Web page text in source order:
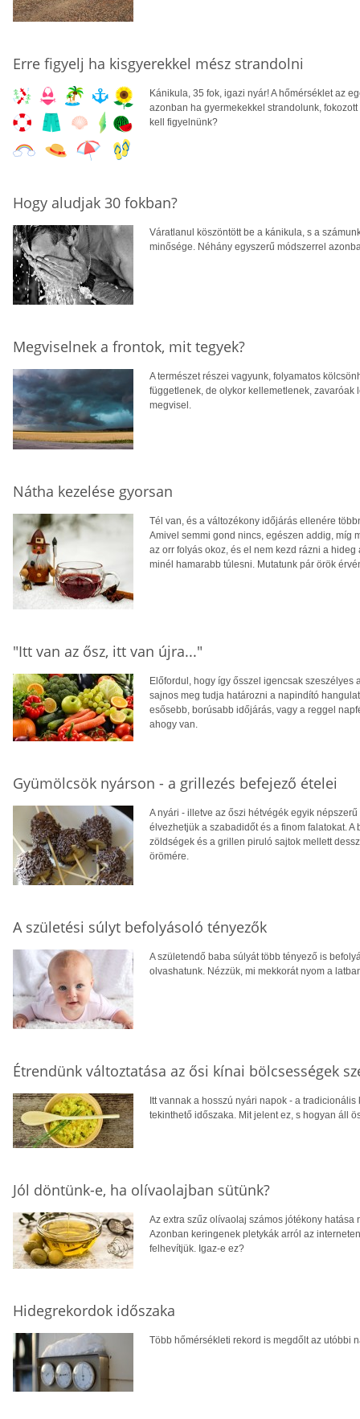
Erre figyelj ha kisgyerekkel mész strandolni
Kánikula, 35 fok, igazi nyár! A hőmérséklet az
azonban ha gyermekekkel strandolunk,
kell figyelnünk?
Hogy aludjak 30 fokban?
Váratlanul köszöntött be a kánikula, s a
minősége. Néhány egyszerű módszerrel
Megviselnek a frontok, mit tegyek?
A természet részei vagyunk, folyamatos
függetlenek, de olykor kellemetlenek,
megvisel.
Nátha kezelése gyorsan
Tél van, és a változékony időjárás ellenére
Amivel semmi gond nincs, egészen addig, míg
az orr folyás okoz, és el nem kezd rázni a
minél hamarabb túlesni. Mutatunk pár örök
"Itt van az ősz, itt van újra..."
Előfordul, hogy így ősszel igencsak
sajnos meg tudja határozni a napindító
esősebb, borúsabb időjárás, vagy a reggel
ahogy van.
Gyümölcsök nyárson - a grillezés befejező ételei
A nyári - illetve az őszi hétvégék egyik
élvezhetjük a szabadidőt és a finom falatokat.
zöldségek és a grillen piruló sajtok mellett
örömére.
A születési súlyt befolyásoló tényezők
A születendő baba súlyát több tényező is
olvashatunk. Nézzük, mi mekkorát nyom a
Étrendünk változtatása az ősi kínai bölcsességek
Itt vannak a hosszú nyári napok - a
tekinthető időszaka. Mit jelent ez, s hogyan áll
Jól döntünk-e, ha olívaolajban sütünk?
Az extra szűz olívaolaj számos jótékony
Azonban keringenek pletykák arról az
felhevítjük. Igaz-e ez?
Hidegrekordok időszaka
Több hőmérsékleti rekord is megdőlt az utóbbi